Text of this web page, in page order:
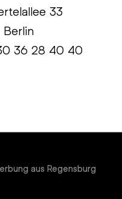
33
36 28 40 40
aus Regensburg